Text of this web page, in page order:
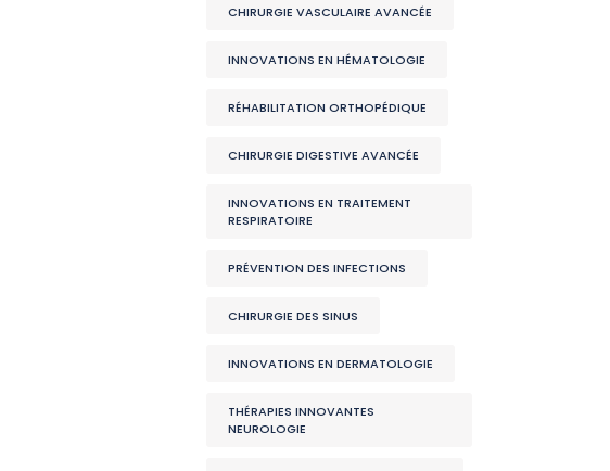
CHIRURGIE VASCULAIRE AVANCÉE
INNOVATIONS EN HÉMATOLOGIE
RÉHABILITATION ORTHOPÉDIQUE
CHIRURGIE DIGESTIVE AVANCÉE
INNOVATIONS EN TRAITEMENT
RESPIRATOIRE
PRÉVENTION DES INFECTIONS
CHIRURGIE DES SINUS
INNOVATIONS EN DERMATOLOGIE
THÉRAPIES INNOVANTES
NEUROLOGIE